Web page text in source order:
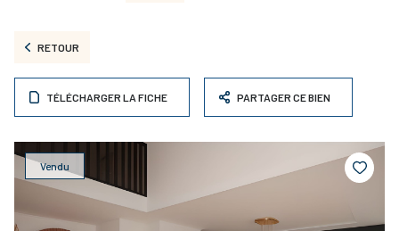
RETOUR
TÉLÉCHARGER LA FICHE PARTAGER CE BIEN
Vendu